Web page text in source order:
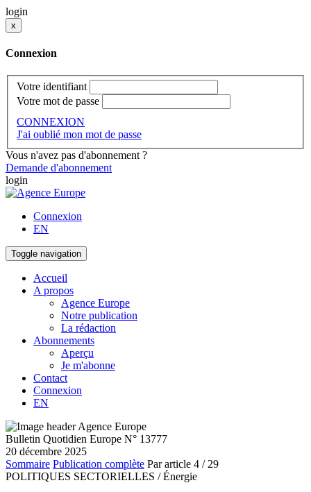
login
x
Connexion
Votre identifiant
Votre mot de passe
CONNEXION
J'ai oublié mon mot de passe
Vous n'avez pas d'abonnement ?
Demande d'abonnement
login
Connexion
EN
Toggle navigation
Accueil
A propos
Agence Europe
Notre publication
La rédaction
Abonnements
Aperçu
Je m'abonne
Contact
Connexion
EN
Bulletin Quotidien Europe N° 13777
20 décembre 2025
Sommaire Publication complète Par article 4 / 29
POLITIQUES SECTORIELLES / Énergie